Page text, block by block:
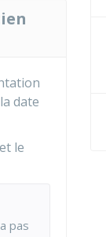
date
le
pas